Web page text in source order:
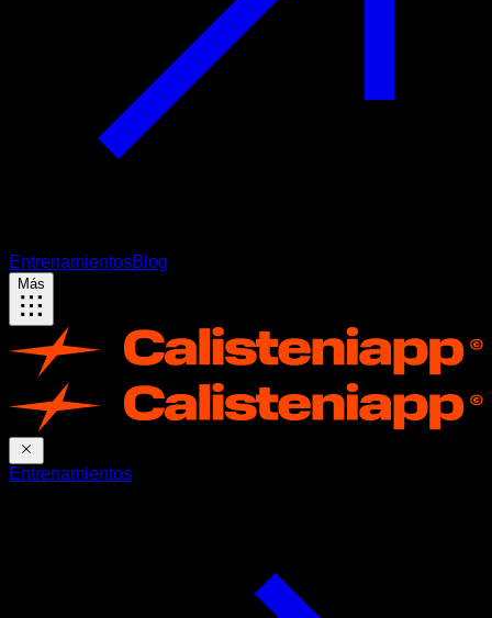
EntrenamientosBlog
Más
Entrenamientos